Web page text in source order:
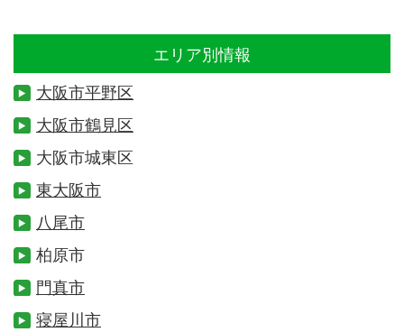
エリア別情報
大阪市平野区
大阪市鶴見区
大阪市城東区
東大阪市
八尾市
柏原市
門真市
寝屋川市